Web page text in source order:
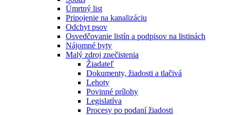
Úmrtný list
Pripojenie na kanalizáciu
Odchyt psov
Osvedčovanie listín a podpisov na listinách
Nájomné byty
Malý zdroj znečistenia
Žiadateľ
Dokumenty, žiadosti a tlačivá
Lehoty
Povinné prílohy
Legislatíva
Procesy po podaní žiadosti